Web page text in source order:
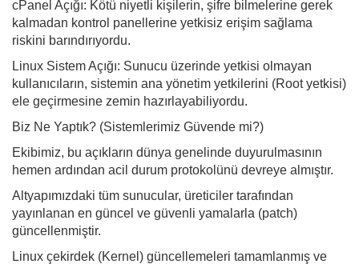
cPanel Açığı: Kötü niyetli kişilerin, şifre bilmelerine gerek
kalmadan kontrol panellerine yetkisiz erişim sağlama
riskini barındırıyordu.
Linux Sistem Açığı: Sunucu üzerinde yetkisi olmayan
kullanıcıların, sistemin ana yönetim yetkilerini (Root yetkisi)
ele geçirmesine zemin hazırlayabiliyordu.
Biz Ne Yaptık? (Sistemlerimiz Güvende mi?)
Ekibimiz, bu açıkların dünya genelinde duyurulmasının
hemen ardından acil durum protokolünü devreye almıştır.
Altyapımızdaki tüm sunucular, üreticiler tarafından
yayınlanan en güncel ve güvenli yamalarla (patch)
güncellenmiştir.
Linux çekirdek (Kernel) güncellemeleri tamamlanmış ve